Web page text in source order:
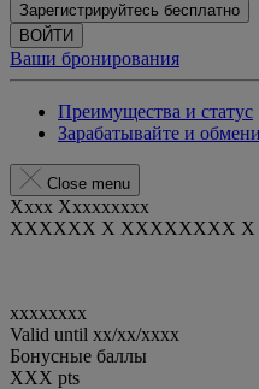
Зарегистрируйтесь бесплатно
ВОЙТИ
Ваши бронирования
Преимущества и статус
Зарабатывайте и
Close menu
Xxxx Xxxxxxxxx
XXXXXX X XXXXXXXX X
xxxxxxxx
Valid until xx/xx/xxxx
Бонусные баллы
XXX pts